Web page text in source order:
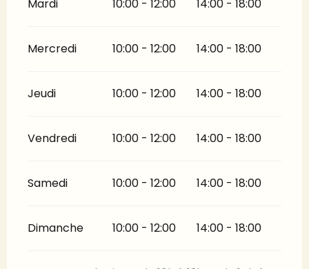
Mardi 10:00 - 12:00 14:00 - 18:00
Mercredi 10:00 - 12:00 14:00 - 18:00
Jeudi 10:00 - 12:00 14:00 - 18:00
Vendredi 10:00 - 12:00 14:00 - 18:00
Samedi 10:00 - 12:00 14:00 - 18:00
Dimanche 10:00 - 12:00 14:00 - 18:00